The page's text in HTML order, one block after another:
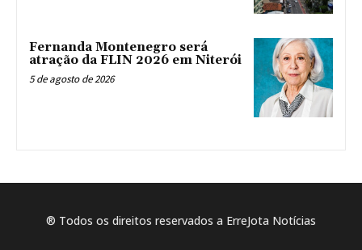
Fernanda Montenegro será
atração da FLIN 2026 em Niterói
5 de agosto de 2026
® Todos os direitos reservados a ErreJota Notícias